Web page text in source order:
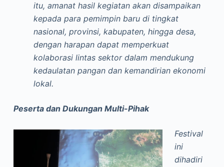
itu, amanat hasil kegiatan akan disampaikan
kepada para pemimpin baru di tingkat
nasional, provinsi, kabupaten, hingga desa,
dengan harapan dapat memperkuat
kolaborasi lintas sektor dalam mendukung
kedaulatan pangan dan kemandirian ekonomi
lokal.
Peserta dan Dukungan Multi-Pihak
Festival
ini
dihadiri